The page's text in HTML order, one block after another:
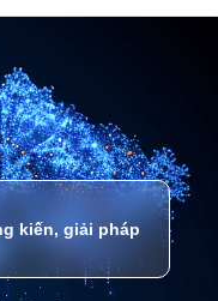
kiến, giải pháp